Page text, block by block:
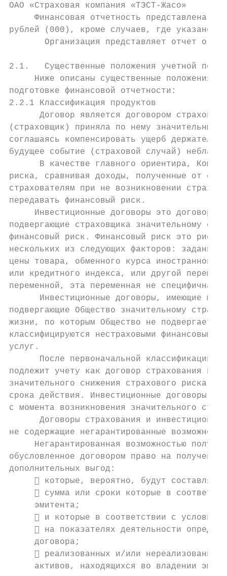
ОAО «Страховая компания «ТЭСТ-Жасо»
Финансовая отчетность представлена в
рублей (000), кроме случаев, где указано
Организация представляет отчет о
2.1.   Существенные положения учетной
Ниже описаны существенные положения
подготовке финансовой отчетности:
2.2.1 Классификация продуктов
Договор является договором
(страховщик) приняла по нему значительный
соглашаясь компенсировать ущерб
будущее событие (страховой случай)
В качестве главного ориентира,
риска, сравнивая доходы, полученные от
страхователям при не возникновении
передавать финансовый риск.
Инвестиционные договоры это договоры
подвергающие страховщика значительному
финансовый риск. Финансовый риск это риск
нескольких из следующих факторов:
цены товара, обменного курса иностранной
или кредитного индекса, или другой
переменной, эта переменная не специфична
Инвестиционные договоры, имеющие
подвергающие Общество значительному
жизни, по которым Общество не
классифицируются нестраховыми
услуг.
После первоначальной классификации
подлежит учету как договор страхования
значительного снижения страхового риска
срока действия. Инвестиционные договоры
с момента возникновения значительного
Договоры страхования и
не содержащие негарантированные
Негарантированная возможностью
обусловленное договором право на
дополнительных выгод:
 которые, вероятно, будут
 сумма или сроки которые в
     эмитента;
 и которые в соответствии с
 на показателях деятельности
     договора;
 реализованных и/или
активов, находящихся во владении